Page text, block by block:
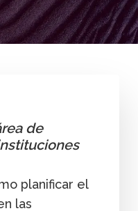
de
planificar el
las